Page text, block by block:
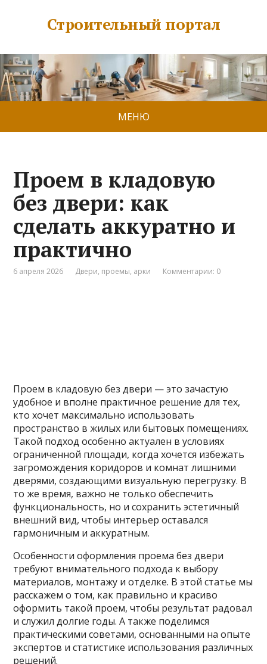
Строительный портал
МЕНЮ
Проем в кладовую
без двери: как
сделать аккуратно и
практично
6 апреля 2026 Двери, проемы, арки Комментарии: 0
Проем в кладовую без двери — это зачастую
удобное и вполне практичное решение для тех,
кто хочет максимально использовать
пространство в жилых или бытовых помещениях.
Такой подход особенно актуален в условиях
ограниченной площади, когда хочется избежать
загромождения коридоров и комнат лишними
дверями, создающими визуальную перегрузку. В
то же время, важно не только обеспечить
функциональность, но и сохранить эстетичный
внешний вид, чтобы интерьер оставался
гармоничным и аккуратным.
Особенности оформления проема без двери
требуют внимательного подхода к выбору
материалов, монтажу и отделке. В этой статье мы
расскажем о том, как правильно и красиво
оформить такой проем, чтобы результат радовал
и служил долгие годы. А также поделимся
практическими советами, основанными на опыте
экспертов и статистике использования различных
решений.